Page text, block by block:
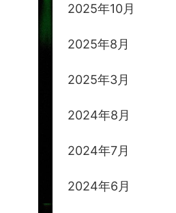
2025年10月
2025年8月
2025年3月
2024年8月
2024年7月
2024年6月